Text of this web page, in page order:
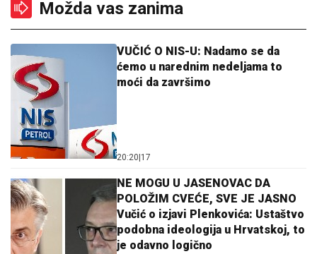
Možda vas zanima
VUČIĆ O NIS-U: Nadamo se da
ćemo u narednim nedeljama to
moći da završimo
20:20|17
NE MOGU U JASENOVAC DA
POLOŽIM CVEĆE, SVE JE JASNO
Vučić o izjavi Plenkovića: Ustaštvo
podobna ideologija u Hrvatskoj, to
je odavno logično